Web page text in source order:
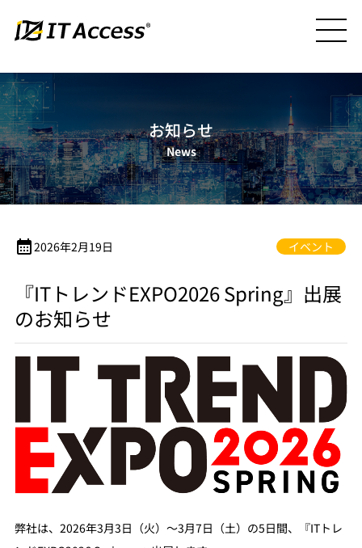
お知らせ
News
calendar_month2026年2月19日 イベント
『ITトレンドEXPO2026 Spring』出展
のお知らせ
弊社は、2026年3月3日（火）～3月7日（土）の5日間、『ITトレ